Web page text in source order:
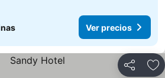
Ver precios
Compartir